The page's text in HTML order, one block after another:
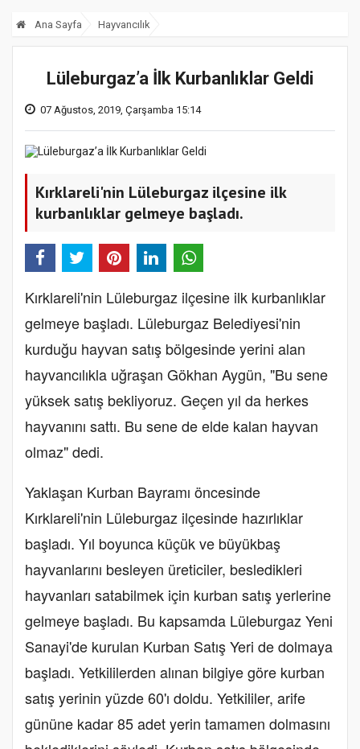
Ana Sayfa Hayvancılık
Lüleburgaz’a İlk Kurbanlıklar Geldi
07 Ağustos, 2019, Çarşamba 15:14
Kırklareli'nin Lüleburgaz ilçesine ilk
kurbanlıklar gelmeye başladı.
Kırklareli'nin Lüleburgaz ilçesine ilk kurbanlıklar
gelmeye başladı. Lüleburgaz Belediyesi'nin
kurduğu hayvan satış bölgesinde yerini alan
hayvancılıkla uğraşan Gökhan Aygün, "Bu sene
yüksek satış bekliyoruz. Geçen yıl da herkes
hayvanını sattı. Bu sene de elde kalan hayvan
olmaz" dedi.
Yaklaşan Kurban Bayramı öncesinde
Kırklareli'nin Lüleburgaz ilçesinde hazırlıklar
başladı. Yıl boyunca küçük ve büyükbaş
hayvanlarını besleyen üreticiler, besledikleri
hayvanları satabilmek için kurban satış yerlerine
gelmeye başladı. Bu kapsamda Lüleburgaz Yeni
Sanayi'de kurulan Kurban Satış Yeri de dolmaya
başladı. Yetkililerden alınan bilgiye göre kurban
satış yerinin yüzde 60'ı doldu. Yetkililer, arife
gününe kadar 85 adet yerin tamamen dolmasını